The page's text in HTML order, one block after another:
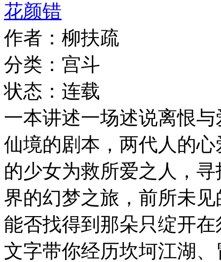
花颜错
作者：柳扶疏
分类：宫斗
状态：连载
一本讲述一场述说离恨
仙境的剧本，两代人的
的少女为救所爱之人，
界的幻梦之旅，前所未
能否找得到那朵只绽开
文字带你经历坎坷江湖